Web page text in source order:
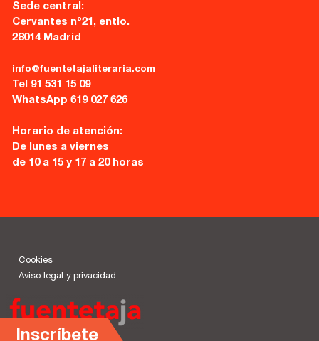
Inscríbete
Sede central:
Cervantes nº21, entlo.
28014 Madrid
info@fuentetajaliteraria.com
Tel 91 531 15 09
WhatsApp 619 027 626
Horario de atención:
De lunes a viernes
de 10 a 15 y 17 a 20 horas
Cookies
Aviso legal y privacidad